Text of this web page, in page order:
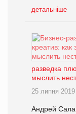
детальніше
разведка
мыслить
25 липня 2019
Андрей